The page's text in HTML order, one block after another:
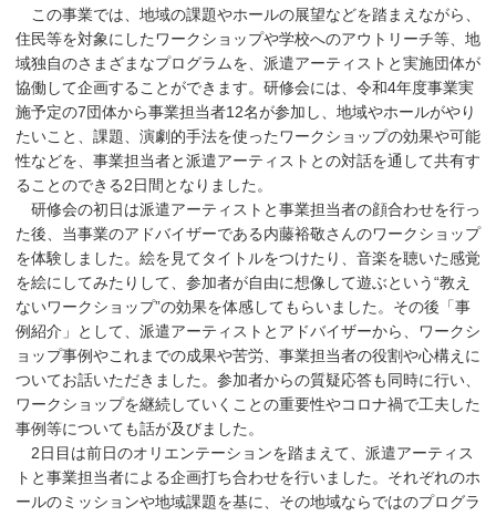
この事業では、地域の課題やホールの展望などを踏まえながら、
住民等を対象にしたワークショップや学校へのアウトリーチ等、地
域独自のさまざまなプログラムを、派遣アーティストと実施団体が
協働して企画することができます。研修会には、令和4年度事業実
施予定の7団体から事業担当者12名が参加し、地域やホールがやり
たいこと、課題、演劇的手法を使ったワークショップの効果や可能
性などを、事業担当者と派遣アーティストとの対話を通して共有す
ることのできる2日間となりました。
研修会の初日は派遣アーティストと事業担当者の顔合わせを行っ
た後、当事業のアドバイザーである内藤裕敬さんのワークショップ
を体験しました。絵を見てタイトルをつけたり、音楽を聴いた感覚
を絵にしてみたりして、参加者が自由に想像して遊ぶという“教え
ないワークショップ”の効果を体感してもらいました。その後「事
例紹介」として、派遣アーティストとアドバイザーから、ワークシ
ョップ事例やこれまでの成果や苦労、事業担当者の役割や心構えに
ついてお話いただきました。参加者からの質疑応答も同時に行い、
ワークショップを継続していくことの重要性やコロナ禍で工夫した
事例等についても話が及びました。
2日目は前日のオリエンテーションを踏まえて、派遣アーティス
トと事業担当者による企画打ち合わせを行いました。それぞれのホ
ールのミッションや地域課題を基に、その地域ならではのプログラ